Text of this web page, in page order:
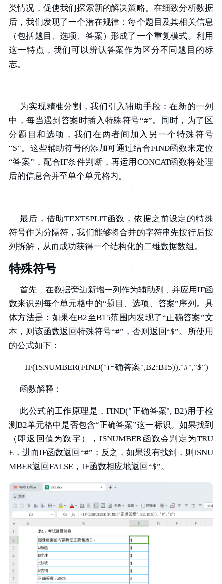
类情况，促使我们探索新的解决策略。在细致分析数据
后，我们发现了一个潜在规律：每个题目及其相关信息
（包括题目、选项、答案）形成了一个重复模式。利用
这一特点，我们可以辨认答案作为区分不同题目的标
志。
为实现精准分割，我们引入辅助手段：在新的一列
中，每当遇到答案时插入特殊符号“#”。同时，为了区
分题目和选项，我们在两者间加入另一个特殊符号
“$”。这些辅助符号的添加可通过结合FIND函数来定位
“答案”，配合IF条件判断，再运用CONCAT函数将处理
后的信息合并至单个单元格内。
最后，借助TEXTSPLIT函数，依据之前设定的特殊
符号作为分隔符，我们能够将合并的字符串先按行后按
列拆解，从而成功获得一个结构化的二维数据数组。
特殊符号
首先，在数据旁边新增一列作为辅助列，并应用IF函
数来识别每个单元格中的“题目、选项、答案”序列。具
体方法是：如果在B2至B15范围内发现了“正确答案”文
本，则该函数返回特殊符号“#”，否则返回“$”。所使用
的公式如下：
=IF(ISNUMBER(FIND("正确答案",B2:B15)),"#","$")
函数解释：
此公式的工作原理是，FIND("正确答案", B2)用于检
测B2单元格中是否包含“正确答案”这一标识。如果找到
（即返回值为数字），ISNUMBER函数会判定为TRU
E，进而IF函数返回“#”；反之，如果没有找到，则ISNU
MBER返回FALSE，IF函数相应地返回“$”。